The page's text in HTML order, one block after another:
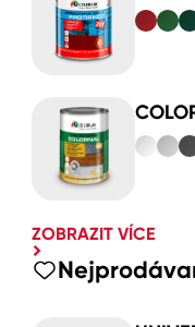
ZOBRAZIT VÍCE